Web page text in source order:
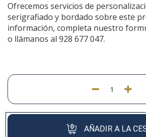
Ofrecemos servicios de
serigrafiado y bordado sobre este
información, completa nuestro
o llámanos al 928 677 047.
AÑADIR A LA